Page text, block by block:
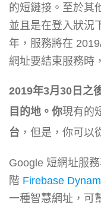
的短鏈接。至於其
並且是在登入狀況
年，服務將在
網址要結束服務時
2019年3月30日之
目的地。你現有的
台 ，但是，你可以
Google 短網址服
階 Firebase
一種智慧網址，可